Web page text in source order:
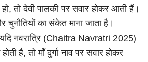
तो देवी पालकी पर सवार होकर आती हैं।
चुनौतियों का संकेत माना जाता है।
नवरात्रि (Chaitra Navratri 2025)
है, तो माँ दुर्गा नाव पर सवार होकर